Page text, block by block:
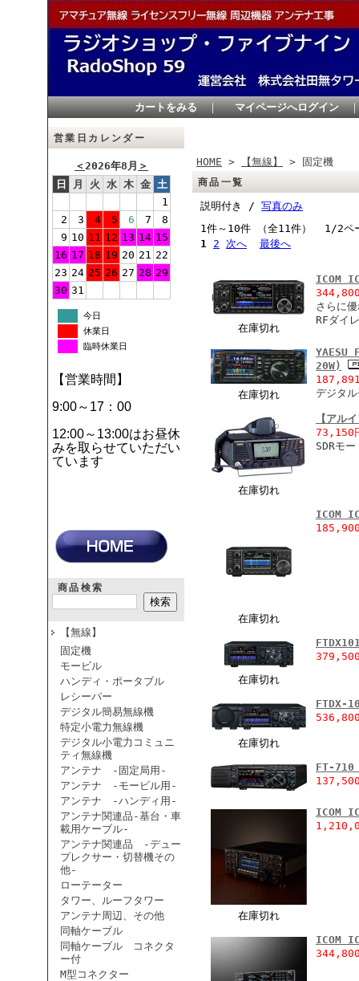
カートをみる ｜ マイページへログイン
営業日カレンダー
＜2026年8月 ＞
日
月 火 水 木 金 土
1
2
3 4 5 6 7
8
9 10 11 12 13 14 15
16 17 18 19 20 21 22
23 24 25 26 27 28 29
30 31
今日
休業日
臨時休業日
【営業時間】
9:00～17：00
12:00～13:00はお昼休
みを取らせていただい
ています
商品検索
【無線】
固定機
モービル
ハンディ・ポータブル
レシーバー
デジタル簡易無線機
特定小電力無線機
デジタル小電力コミュニ
ティ無線機
アンテナ -固定局用-
アンテナ -モービル用-
アンテナ -ハンディ用-
アンテナ関連品-基台・車
載用ケーブル-
アンテナ関連品 -デュー
プレクサー・切替機その
他-
ローテーター
タワー、ルーフタワー
アンテナ周辺、その他
同軸ケーブル
同軸ケーブル コネクタ
ー付
M型コネクター
HOME > 【無線】 > 固定機
商品一覧
説明付き / 写真のみ
1件～10件 （全11件） 1/2ペ
1 2 次へ 最後へ
在庫切れ
ICOM
さらに
RFダイ
在庫切れ
YAESU
20W)
デジタ
在庫切れ
【アル
73,150
SDRモ
在庫切れ
ICOM
在庫切れ
在庫切れ
FTDX-
FT-710
在庫切れ
ICOM
ICOM